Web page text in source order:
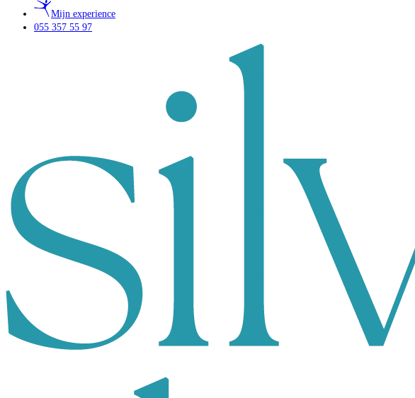
Mijn experience
055 357 55 97